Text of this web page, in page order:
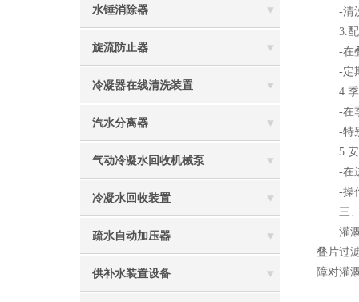
水锤消除器
旋流防止器
冷凝器在线清洗装置
汽水分离器
气动冷凝水回收机械泵
冷凝水回收装置
疏水自动加压器
供补水装置设备
-清洗
3.配
-在叠
-定期
4.季
-在季
-特别
5.安
-在进
-操作
三、
灌溉
叠片过
障对灌